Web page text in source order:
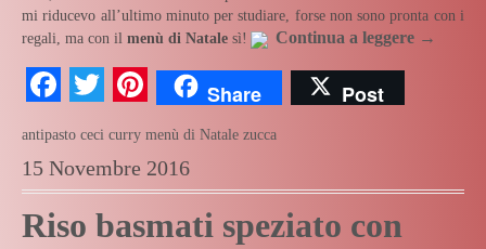
mi riducevo all’ultimo minuto per studiare, forse non sono pronta con i
regali, ma con il menù di Natale sì! Continua a leggere →
Facebook
TwitterPinterest
Share Post
antipasto ceci curry menù di Natale zucca
15 Novembre 2016
Riso basmati speziato con